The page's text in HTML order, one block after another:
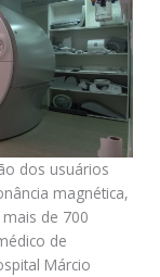
dos usuários
magnética,
de 700
de
Márcio